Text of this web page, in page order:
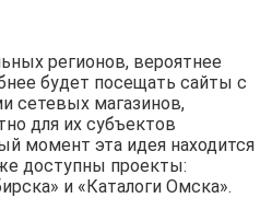
регионов, вероятнее
будет посещать сайты с
сетевых магазинов,
для их субъектов
момент эта идея находится
доступны проекты:
и «Каталоги Омска».